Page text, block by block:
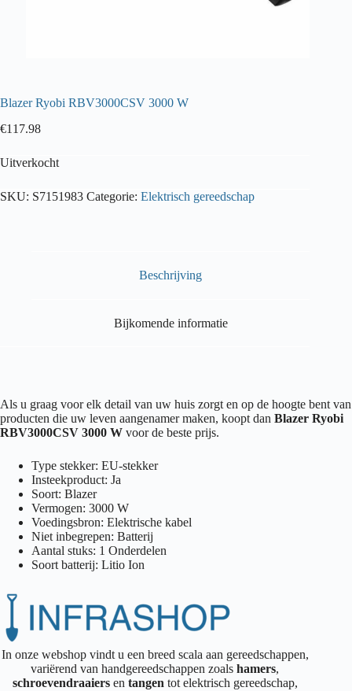
Blazer Ryobi RBV3000CSV 3000 W
€117.98
Uitverkocht
SKU: S7151983 Categorie: Elektrisch gereedschap
Beschrijving
Bijkomende informatie
Als u graag voor elk detail van uw huis zorgt en op de hoogte bent van
producten die uw leven aangenamer maken, koopt dan Blazer Ryobi
RBV3000CSV 3000 W voor de beste prijs.
Type stekker: EU-stekker
Insteekproduct: Ja
Soort: Blazer
Vermogen: 3000 W
Voedingsbron: Elektrische kabel
Niet inbegrepen: Batterij
Aantal stuks: 1 Onderdelen
Soort batterij: Litio Ion
In onze webshop vindt u een breed scala aan gereedschappen,
variërend van handgereedschappen zoalshamers,
schroevendraaiersen tangen tot elektrisch gereedschap,